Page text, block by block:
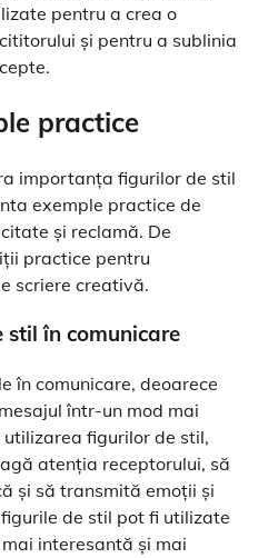
pentru a crea o
și pentru a sublinia
practice
importanța figurilor de stil
exemple practice de
și reclamă. De
practice pentru
scriere creativă.
în comunicare
în comunicare, deoarece
într-un mod mai
figurilor de stil,
atenția receptorului, să
și să transmită emoții și
de stil pot fi utilizate
interesantă și mai